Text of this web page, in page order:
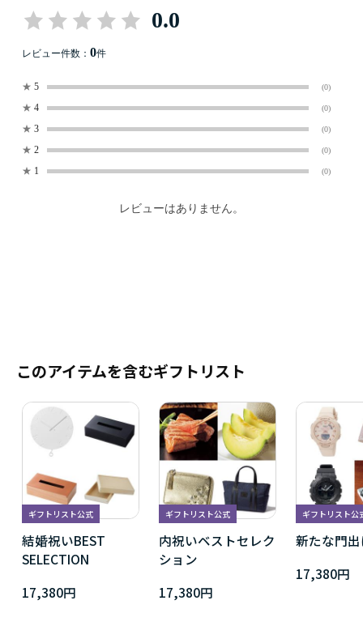
0.0
レビュー件数： 0件
★ 5 (0)
★ 4 (0)
★ 3 (0)
★ 2 (0)
★ 1 (0)
レビューはありません。
このアイテムを含むギフトリスト
ギフトリスト公式
結婚祝いBEST
SELECTION
17,380円
ギフトリスト公式
内祝いベストセレク
ション
17,380円
ギフトリスト公
新たな門
17,380円